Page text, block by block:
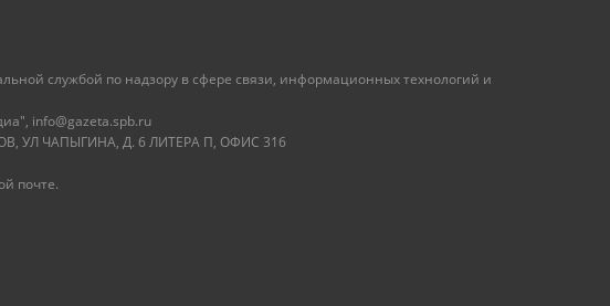
службой по надзору в сфере связи, информационных технологий и
info@gazeta.spb.ru
УЛ ЧАПЫГИНА, Д. 6 ЛИТЕРА П, ОФИС 316
почте.